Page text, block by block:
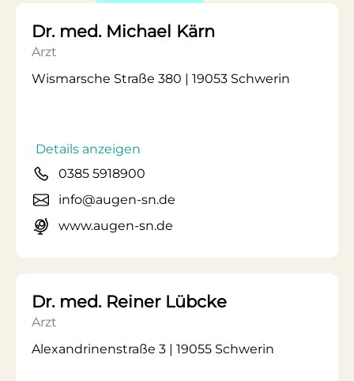
Dr. med. Michael Kärn
Arzt
Wismarsche Straße 380 | 19053 Schwerin
Details anzeigen
0385 5918900
info@augen-sn.de
www.augen-sn.de
Dr. med. Reiner Lübcke
Arzt
Alexandrinenstraße 3 | 19055 Schwerin